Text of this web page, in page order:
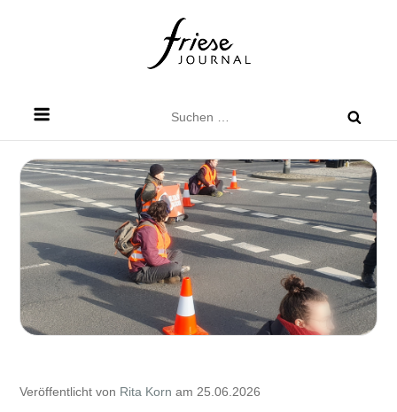
nach:
Veröffentlicht von Rita Korn am 25.06.2026